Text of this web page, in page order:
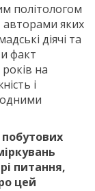
політологом
авторами яких
діячі та
факт
на
і
питання,
цей